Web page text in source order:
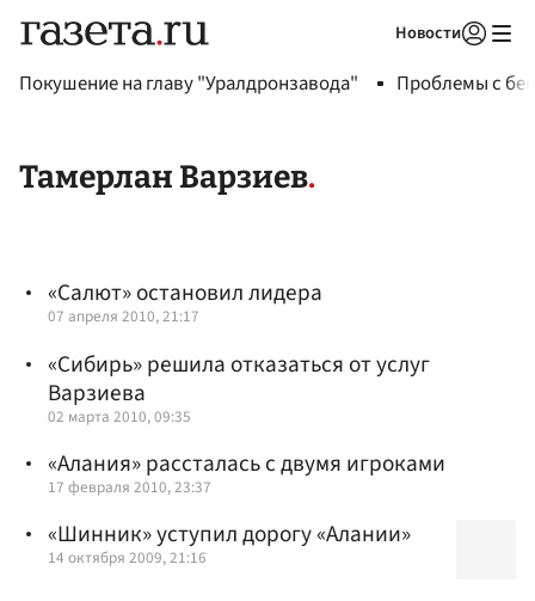
Новости
Покушение на главу "Уралдронзавода" Проблемы с
Тамерлан Варзиев
«Салют» остановил лидера
07 апреля 2010, 21:17
«Сибирь» решила отказаться от услуг
Варзиева
02 марта 2010, 09:35
«Алания» рассталась с двумя игроками
17 февраля 2010, 23:37
«Шинник» уступил дорогу «Алании»
14 октября 2009, 21:16